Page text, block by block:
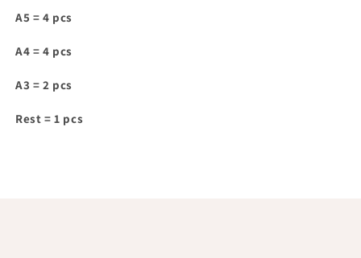
A5 = 4 pcs
A4 = 4 pcs
A3 = 2 pcs
Rest = 1 pcs